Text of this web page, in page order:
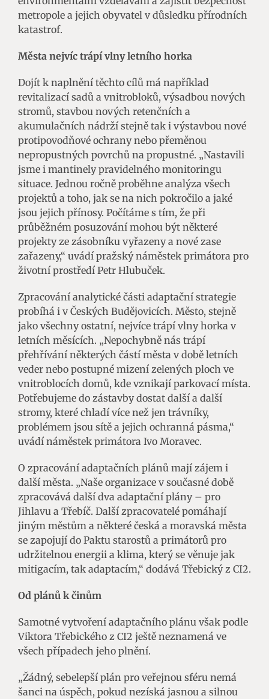
metropole a jejich obyvatel v důsledku přírodních
katastrof.
Města nejvíc trápí vlny letního horka
Dojít k naplnění těchto cílů má například
revitalizací sadů a vnitrobloků, výsadbou nových
stromů, stavbou nových retenčních a
akumulačních nádrží stejně tak i výstavbou nové
protipovodňové ochrany nebo přeměnou
nepropustných povrchů na propustné. „Nastavili
jsme i mantinely pravidelného monitoringu
situace. Jednou ročně proběhne analýza všech
projektů a toho, jak se na nich pokročilo a jaké
jsou jejich přínosy. Počítáme s tím, že při
průběžném posuzování mohou být některé
projekty ze zásobníku vyřazeny a nové zase
zařazeny,“ uvádí pražský náměstek primátora pro
životní prostředí Petr Hlubuček.
Zpracování analytické části adaptační strategie
probíhá i v Českých Budějovicích. Město, stejně
jako všechny ostatní, nejvíce trápí vlny horka v
letních měsících. „Nepochybně nás trápí
přehřívání některých částí města v době letních
veder nebo postupné mizení zelených ploch ve
vnitroblocích domů, kde vznikají parkovací místa.
Potřebujeme do zástavby dostat další a další
stromy, které chladí více než jen trávníky,
problémem jsou sítě a jejich ochranná pásma,“
uvádí náměstek primátora Ivo Moravec.
O zpracování adaptačních plánů mají zájem i
další města. „Naše organizace v současné době
zpracovává další dva adaptační plány – pro
Jihlavu a Třebíč. Další zpracovatelé pomáhají
jiným městům a některé česká a moravská města
se zapojují do Paktu starostů a primátorů pro
udržitelnou energii a klima, který se věnuje jak
mitigacím, tak adaptacím,“ dodává Třebický z CI2.
Od plánů k činům
Samotné vytvoření adaptačního plánu však podle
Viktora Třebického z CI2 ještě neznamená ve
všech případech jeho plnění.
„Žádný, sebelepší plán pro veřejnou sféru nemá
šanci na úspěch, pokud nezíská jasnou a silnou